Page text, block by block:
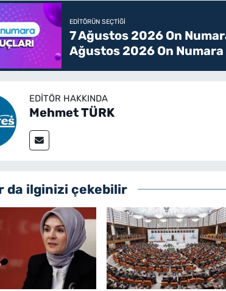
EDITÖRÜN SEÇTIĞI
7 Ağustos 2026 On
Ağustos 2026 On
EDITÖR HAKKINDA
Mehmet TÜRK
da ilginizi çekebilir